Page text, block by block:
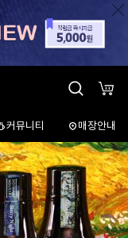
커뮤니티 매장안내